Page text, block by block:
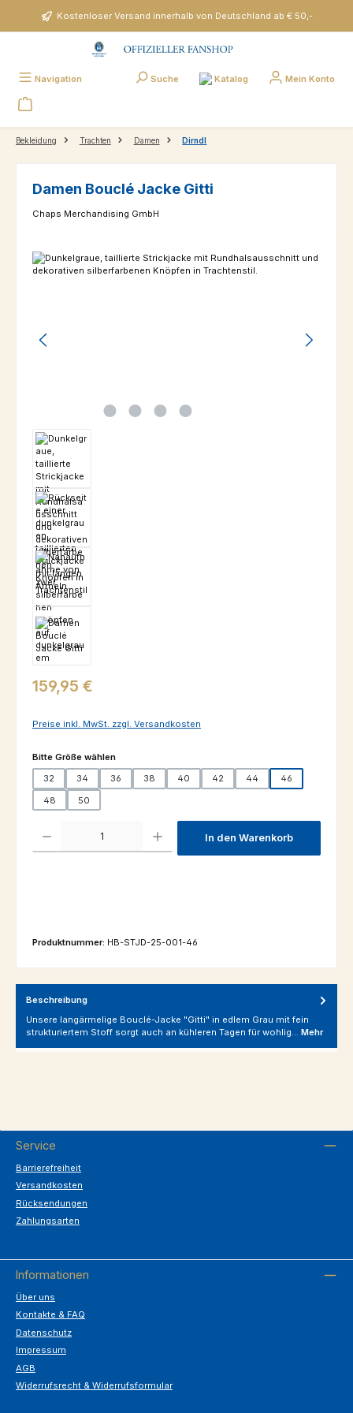
Zum Hauptinhalt springenKostenloser Versand innerhalb von Deutschland ab € 50,-
Navigation Suche Katalog Mein Konto
Bekleidung Trachten Damen Dirndl
Damen Bouclé Jacke Gitti
Chaps Merchandising GmbH
Bildergalerie überspringen
Regulärer Preis:
159,95 €
Preise inkl. MwSt. zzgl. Versandkosten
Bitte Größe wählenauswählen
32 34 36 38 40 42 44
46
48
50
In den Warenkorb
Produktnummer: HB-STJD-25-001-46
Beschreibung
Unsere langärmelige Bouclé-Jacke "Gitti" in edlem Grau mit fein
strukturiertem Stoff sorgt auch an kühleren Tagen für wohlig… Mehr
Service
Barrierefreiheit
Versandkosten
Rücksendungen
Zahlungsarten
Informationen
Über uns
Kontakte & FAQ
Datenschutz
Impressum
AGB
Widerrufsrecht & Widerrufsformular